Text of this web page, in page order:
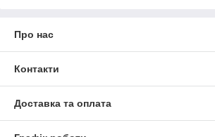
Про нас
Контакти
Доставка та оплата